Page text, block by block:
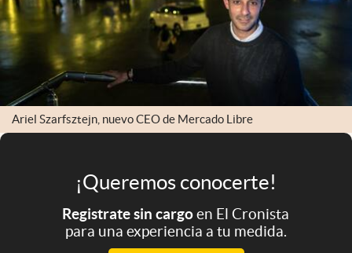
Eventos Corporativos
El Cronista Studio
Mediakit
abre en nueva pestaña
Argentina
Ariel Szarfsztejn, nuevo CEO de Mercado Libre
¡Queremos conocerte!
Registrate sin cargoen El Cronista
para una experiencia a tu medida.